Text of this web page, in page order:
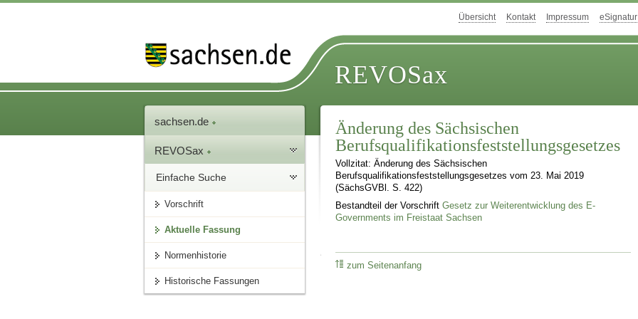
Übersicht Kontakt Impressum eSignatur
REVOSax
sachsen.de
REVOSax
Einfache Suche
Vorschrift
Aktuelle Fassung
Normenhistorie
Historische Fassungen
Änderung des Sächsischen
Berufsqualifikationsfeststellungsgesetzes
Vollzitat: Änderung des Sächsischen
Berufsqualifikationsfeststellungsgesetzes vom 23. Mai 2019
(SächsGVBl. S. 422)
Bestandteil der VorschriftGesetz zur Weiterentwicklung des E-
Governments im Freistaat Sachsen
zum Seitenanfang